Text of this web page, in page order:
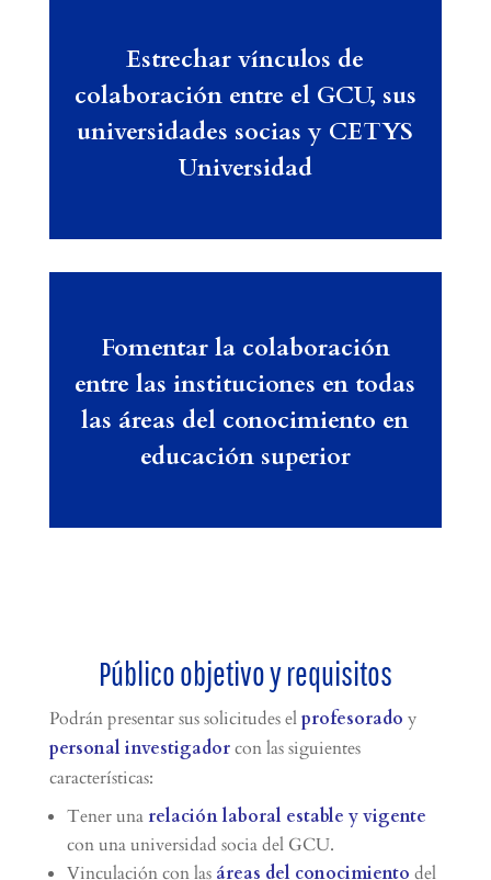
Estrechar vínculos de
colaboración entre el GCU, sus
universidades socias y CETYS
Universidad
Fomentar la colaboración
entre las instituciones en todas
las áreas del conocimiento en
educación superior
Público objetivo y requisitos
Podrán presentar sus solicitudes elprofesorado y
personal investigadorcon las siguientes
características:
Tener una relación laboral estable y vigente
con una universidad socia del GCU.
Vinculación con las áreas del conocimiento del